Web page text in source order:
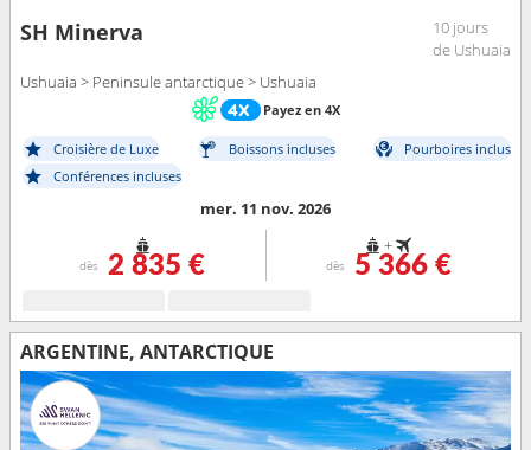
SH Minerva
10 jours
de Ushuaia
Ushuaia > Peninsule antarctique > Ushuaia
Payez en 4X
Croisière de Luxe Boissons incluses
Pourboires inclus
Conférences incluses
mer. 11 nov. 2026
dès 2 835 €
+
dès 5 366 €
ARGENTINE, ANTARCTIQUE